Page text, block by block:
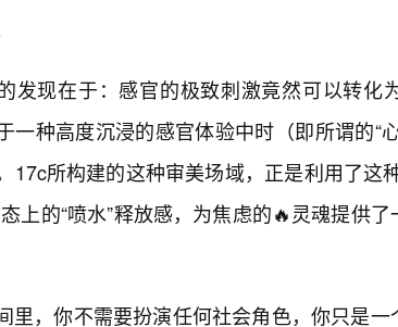
发现在于：感官的极致刺激竟然可以转化
一种高度沉浸的感官体验中时（即所谓的“
17c所构建的这种审美场域，正是利用了这
上的“喷水”释放感，为焦虑的🔥灵魂提供
里，你不需要扮演任何社会角色，你只是